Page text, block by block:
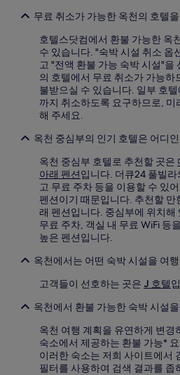
무료 취소가 가능한 옥천의 호텔
호텔스닷컴에서 환불 가능한 옥
수 있습니다. "숙박 시설 취소 옵
고 "전액 환불 가능 숙박 시설"을
의 호텔에서 무료 취소가 가능하
불받으실 수 있습니다. 일부 호
까지 취소하도록 요구하므로, 미
해 주세요.
옥천 중심부의 인기 호텔은 어디
옥천 중심부 호텔로 추천할 곳은
아래 펜션입니다. 더큐24 풀빌
고 무료 주차 등을 이용할 수 있
펜션이기 때문입니다. 추천할 만
래 펜션입니다. 중심부에 위치해
무료 주차, 객실 내 무료 WiFi 등
높은 펜션입니다.
옥천에서는 어떤 숙박 시설을 여
고객들이 선호하는 곳은 J 호텔
옥천에서 환불 가능한 숙박 시설
옥천 여행 계획을 유연하게 변경
숙소에서 제공하는 환불 가능*
이러한 숙소는 저희 사이트에서
필터를 사용하여 검색 결과를 좁